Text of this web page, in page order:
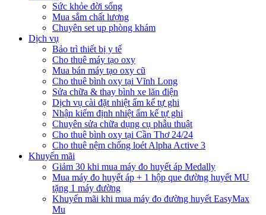
Sức khỏe đời sống
Mua sắm chất lượng
Chuyên set up phòng khám
Dịch vụ
Bảo trì thiết bị y tế
Cho thuê máy tạo oxy
Mua bán máy tạo oxy cũ
Cho thuê bình oxy tại Vĩnh Long
Sửa chữa & thay bình xe lăn điện
Dịch vụ cài đặt nhiệt ẩm kế tự ghi
Nhận kiểm định nhiệt ẩm kế tự ghi
Chuyên sửa chữa dụng cụ phẫu thuật
Cho thuê bình oxy tại Cần Thơ 24/24
Cho thuê nệm chống loét Alpha Active 3
Khuyến mãi
Giảm 30 khi mua máy đo huyết áp Medally
Mua máy đo huyết áp + 1 hộp que đường huyết MU
tặng 1 máy đường
Khuyến mãi khi mua máy đo đường huyết EasyMax
Mu